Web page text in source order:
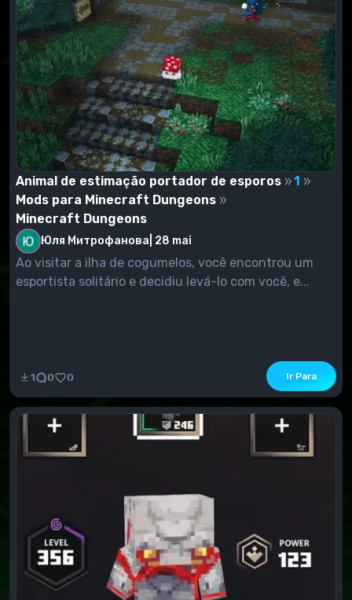
Animal de estimação portador de esporos
1
Mods para Minecraft Dungeons
Minecraft Dungeons
Юля Митрофанова 28 mai
Ao visitar a ilha de cogumelos, você encontrou um
esportista solitário e decidiu levá-lo com você, e...
1 0 0 Ir Para